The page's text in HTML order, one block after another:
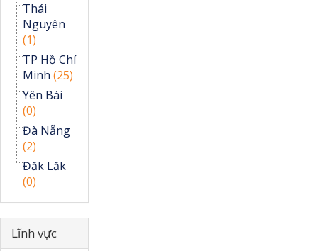
Thái
Nguyên
(1)
TP Hồ Chí
Minh (25)
Yên Bái
(0)
Đà Nẵng
(2)
Đăk Lăk
(0)
Ẩn
Lĩnh vực